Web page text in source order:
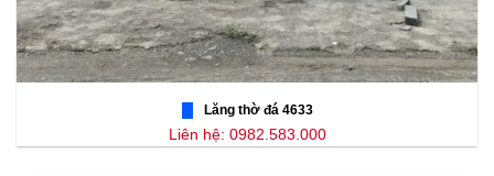
Lăng thờ đá 4633
Liên hệ: 0982.583.000